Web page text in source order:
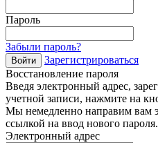
Пароль
Забыли пароль?
Войти
Зарегистрироваться
Восстановление пароля
Введя электронный адрес,
учетной записи, нажмите на
Мы немедленно направим вам
ссылкой на ввод нового пароля.
Электронный адрес